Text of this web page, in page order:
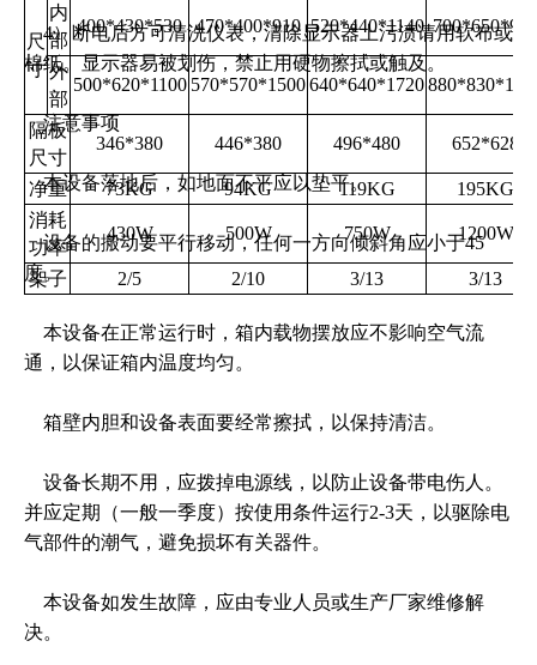
尺
寸
内
部
400*430*530 470*400*910 520*440*1140 700*650*950
外
部
500*620*1100 570*570*1500640*640*1720
隔板
尺寸
346*380 446*380 496*480 652*628
净重 73KG 94KG 119KG
195KG
消耗
功率
430W 500W 750W 1200W
架子 2/5 2/10 3/13 3/13
4）断电后方可清洗仪表，清除显示器上污渍请用软布或
棉纸。显示器易被划伤，禁止用硬物擦拭或触及。
注意事项
本设备落地后，如地面不平应以垫平。
设备的搬动要平行移动，任何一方向倾斜角应小于45
度。
本设备在正常运行时，箱内载物摆放应不影响空气流
通，以保证箱内温度均匀。
箱壁内胆和设备表面要经常擦拭，以保持清洁。
设备长期不用，应拨掉电源线，以防止设备带电伤人。
并应定期（一般一季度）按使用条件运行2-3天，以驱除电
气部件的潮气，避免损坏有关器件。
本设备如发生故障，应由专业人员或生产厂家维修解
决。